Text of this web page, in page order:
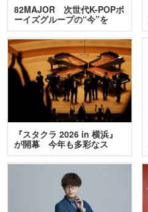
82MAJOR 次世代K-POPボ
ーイズグループの“今”を
訊…
『スタクラ 2026 in 横浜』
が開幕 今年も多彩なス
テ…